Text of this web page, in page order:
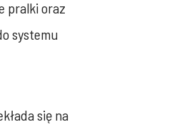
pralki oraz
systemu
się na